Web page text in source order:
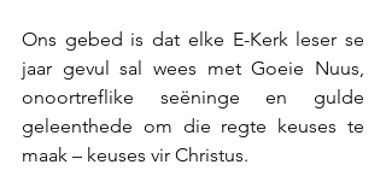
Ons gebed is dat elke E-Kerk leser se
jaar gevul sal wees met Goeie Nuus,
onoortreflike seëninge en gulde
geleenthede om die regte keuses te
maak – keuses vir Christus.